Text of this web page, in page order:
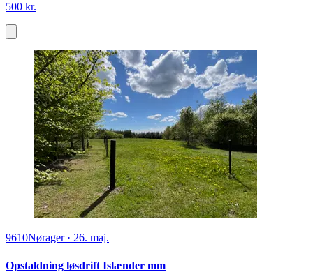
500 kr.
9610Nørager· 26. maj.
Opstaldning løsdrift Islænder mm